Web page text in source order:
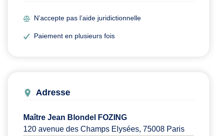
N’accepte pas l’aide juridictionnelle
Paiement en plusieurs fois
Adresse
Maître Jean Blondel FOZING
120 avenue des Champs Elysées, 75008 Paris